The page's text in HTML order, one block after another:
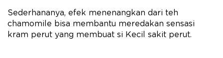
Sederhananya, efek menenangkan dari teh
chamomile bisa membantu meredakan sensasi
kram perut yang membuat si Kecil sakit perut.